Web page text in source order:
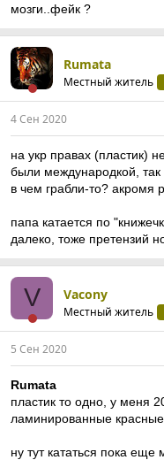
мозги..фейк ?
Rumata
Местный житель
4 Сен 2020
на укр правах (пластик)
были международкой, так
в чем грабли-то? акромя
папа катается по
далеко, тоже претензий
V Vacony
Местный житель
5 Сен 2020
Rumata
пластик то одно, у меня
ламинированные красные
ну тут кататься пока